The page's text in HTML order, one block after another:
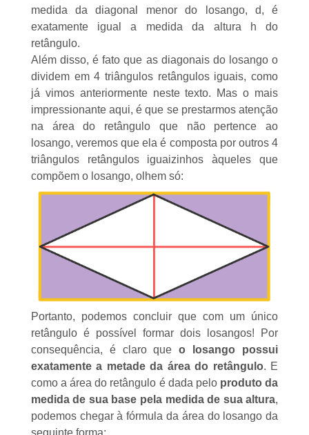
medida da diagonal menor do losango, d, é
exatamente igual a medida da altura h do
retângulo.
Além disso, é fato que as diagonais do losango o
dividem em 4 triângulos retângulos iguais, como
já vimos anteriormente neste texto. Mas o mais
impressionante aqui, é que se prestarmos atenção
na área do retângulo que não pertence ao
losango, veremos que ela é composta por outros 4
triângulos retângulos iguaizinhos àqueles que
compõem o losango, olhem só:
Portanto, podemos concluir que com um único
retânguloé possível formar dois losangos! Por
consequência, é claro queo losango possui
exatamente a metade da área do retângulo. E
como aárea do retângulo é dada pelo produto da
medida de sua base pela medida de sua altura,
podemos chegar à fórmula da área do losango da
seguinte forma: